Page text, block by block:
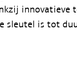
innovatieve
sleutel is tot